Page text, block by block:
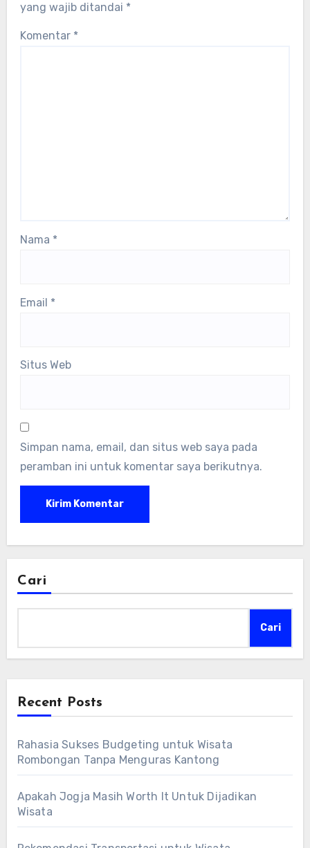
yang wajib ditandai *
Komentar *
Nama *
Email *
Situs Web
Simpan nama, email, dan situs web saya pada
peramban ini untuk komentar saya berikutnya.
Cari
Cari
Recent Posts
Rahasia Sukses Budgeting untuk Wisata
Rombongan Tanpa Menguras Kantong
Apakah Jogja Masih Worth It Untuk Dijadikan
Wisata